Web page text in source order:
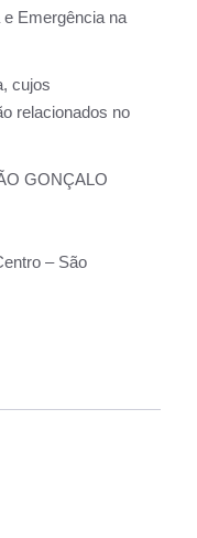
Emergência na
cujos
relacionados no
GONÇALO
– São